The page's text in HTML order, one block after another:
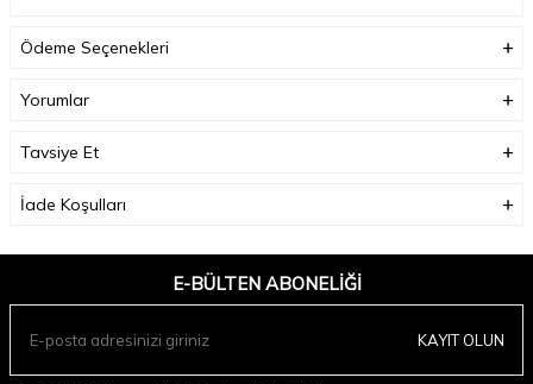
Ödeme Seçenekleri
Yorumlar
Tavsiye Et
İade Koşulları
E-BÜLTEN ABONELIĞI
KAYIT OLUN